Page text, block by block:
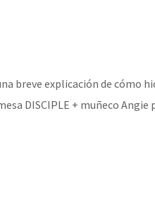
breve explicación de cómo
DISCIPLE + muñeco Angie